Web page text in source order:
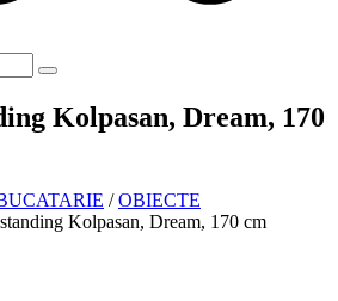
Kolpasan, Dream, 170
/OBIECTE
Kolpasan, Dream, 170 cm
La comanda